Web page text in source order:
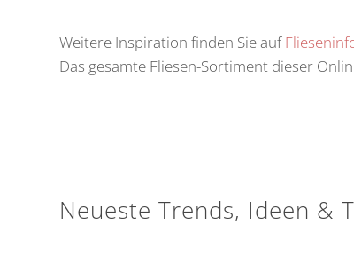
Weitere Inspiration finden Sie auf
Das gesamte Fliesen-Sortiment dieser
Neueste Trends, Ideen &